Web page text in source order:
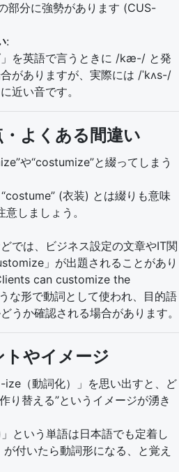
部分に強勢があります (CUS-
:
」を英語で言うときに /kæ-/ と発
がありますが、実際には /ˈkʌs-/
近い音です。
よくある間違い
や“costumize”と綴ってしまう
(衣装) とは綴りも意味
しましょう。
では、ビジネス設定の文章やIT関
」が出題されることがあり
can customize the
な形で動詞として使われ、目的語
うか確認される場合があります。
トやイメージ
ize（動詞化）」を思い出すと、ど
り替える”というイメージが湧き
という単語は日本語でも定着し
付いたら動詞形になる、と覚え